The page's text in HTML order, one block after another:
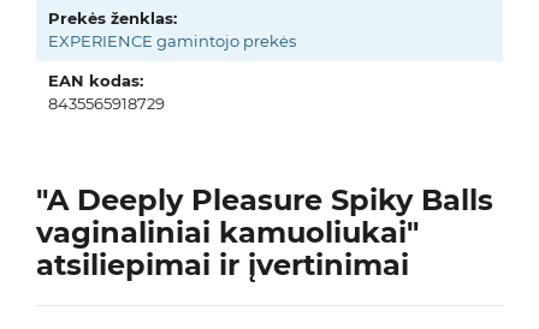
Prekės ženklas:
EXPERIENCE gamintojo prekės
EAN kodas:
8435565918729
"A Deeply Pleasure Spiky Balls
vaginaliniai kamuoliukai"
atsiliepimai ir įvertinimai